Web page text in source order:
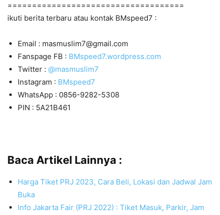
====================================
ikuti berita terbaru atau kontak BMspeed7 :
Email : masmuslim7@gmail.com
Fanspage FB : BMspeed7.wordpress.com
Twitter : @masmuslim7
Instagram : BMspeed7
WhatsApp : 0856-9282-5308
PIN : 5A21B461
Baca Artikel Lainnya :
Harga Tiket PRJ 2023, Cara Beli, Lokasi dan Jadwal Jam
Buka
Info Jakarta Fair (PRJ 2022) : Tiket Masuk, Parkir, Jam